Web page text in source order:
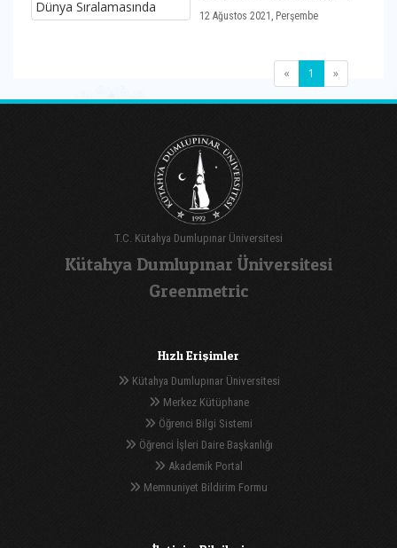
12 Ağustos 2021, Perşembe
« 1 (current)
»
T.C. Kütahya Dumlupınar Üniversitesi
Kütahya Dumlupınar Üniversitesi
Greenmetric
Hızlı Erişimler
Kütahya Dumlupınar Üniversitesi
Merkez Kütüphane
Öğrenci Bilgi Sistemi
Öğrenci İşleri Daire Başkanlığı
Akademik Portal
Memnuniyet Bildirim Formu